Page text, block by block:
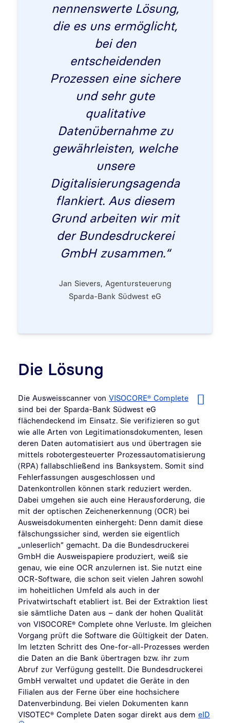
nennenswerte Lösung,
die es uns ermöglicht,
bei den
entscheidenden
Prozessen eine sichere
und sehr gute
qualitative
Datenübernahme zu
gewährleisten, welche
unsere
Digitalisierungsagenda
flankiert. Aus diesem
Grund arbeiten wir mit
der Bundesdruckerei
GmbH zusammen.“
Jan Sievers, Agentursteuerung
Sparda-Bank Südwest eG
Die Lösung
Die Ausweisscanner von VISOCORE® Complete
sind bei der Sparda-Bank Südwest eG
flächendeckend im Einsatz. Sie verifizieren so gut
wie alle Arten von Legitimationsdokumenten, lesen
deren Daten automatisiert aus und übertragen sie
mittels robotergesteuerter Prozessautomatisierung
(RPA) fallabschließend ins Banksystem. Somit sind
Fehlerfassungen ausgeschlossen und
Datenkontrollen können stark reduziert werden.
Dabei umgehen sie auch eine Herausforderung, die
mit der optischen Zeichenerkennung (OCR) bei
Ausweisdokumenten einhergeht: Denn damit diese
fälschungssicher sind, werden sie eigentlich
„unleserlich“ gemacht. Da die Bundesdruckerei
GmbH die Ausweispapiere produziert, weiß sie
genau, wie eine OCR anzulernen ist. Sie nutzt eine
OCR-Software, die schon seit vielen Jahren sowohl
im hoheitlichen Umfeld als auch in der
Privatwirtschaft etabliert ist. Bei der Extraktion liest
sie sämtliche Daten aus – dank der hohen Qualität
von VISOCORE® Complete ohne Verluste. Im gleichen
Vorgang prüft die Software die Gültigkeit der Daten.
Im letzten Schritt des One-for-all-Prozesses werden
die Daten an die Bank übertragen bzw. ihr zum
Abruf zur Verfügung gestellt. Die Bundesdruckerei
GmbH verwaltet und updatet die Geräte in den
Filialen aus der Ferne über eine hochsichere
Datenverbindung. Bei vielen Dokumenten kann
VISOTEC® Complete Daten sogar direkt aus dem eID